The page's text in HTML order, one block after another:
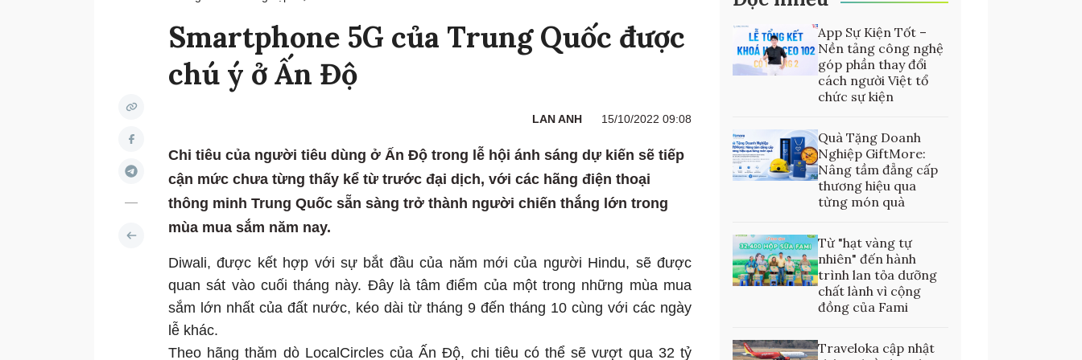
Smartphone 5G của Trung Quốc được
chú ý ở Ấn Độ
LAN ANH 15/10/2022 09:08
Chi tiêu của người tiêu dùng ở Ấn Độ trong lễ hội ánh sáng dự kiến sẽ tiếp
cận mức chưa từng thấy kể từ trước đại dịch, với các hãng điện thoại
thông minh Trung Quốc sẵn sàng trở thành người chiến thắng lớn trong
mùa mua sắm năm nay.
Diwali, được kết hợp với sự bắt đầu của năm mới của người Hindu, sẽ được
quan sát vào cuối tháng này. Đây là tâm điểm của một trong những mùa mua
sắm lớn nhất của đất nước, kéo dài từ tháng 9 đến tháng 10 cùng với các ngày
lễ khác.
Theo hãng thăm dò LocalCircles của Ấn Độ, chi tiêu có thể sẽ vượt qua 32 tỷ
App Sự Kiện Tốt –
Nền tảng công nghệ
góp phần thay đổi
cách người Việt tổ
chức sự kiện
Quà Tặng Doanh
Nghiệp GiftMore:
Nâng tầm đẳng cấp
thương hiệu qua
từng món quà
Từ "hạt vàng tự
nhiên" đến hành
trình lan tỏa dưỡng
chất lành vì cộng
đồng của Fami
Traveloka cập nhật